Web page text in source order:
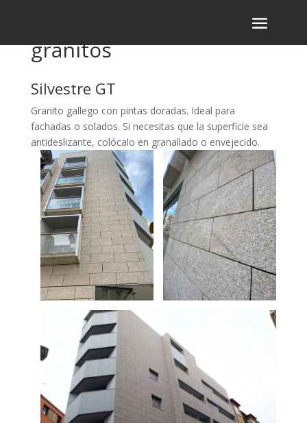
granitos
Silvestre GT
Granito gallego con pintas doradas. Ideal para
fachadas o solados. Si necesitas que la superficie sea
antideslizante, colócalo en granallado o envejecido.